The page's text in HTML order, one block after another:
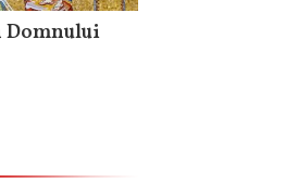
Domnului